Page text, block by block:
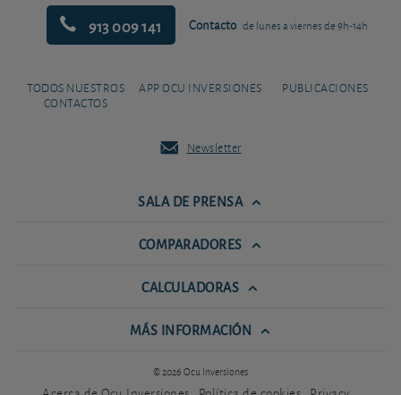
913 009 141 Contacto de lunes a viernes de 9h-14h
TODOS NUESTROS
CONTACTOS
APP OCU INVERSIONES PUBLICACIONES
Newsletter
SALA DE PRENSA
COMPARADORES
CALCULADORAS
MÁS INFORMACIÓN
© 2026 Ocu Inversiones